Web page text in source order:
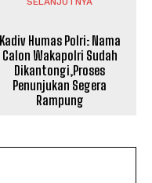
Kadiv Humas Polri: Nama
Calon Wakapolri Sudah
Dikantongi,Proses
Penunjukan Segera
Rampung